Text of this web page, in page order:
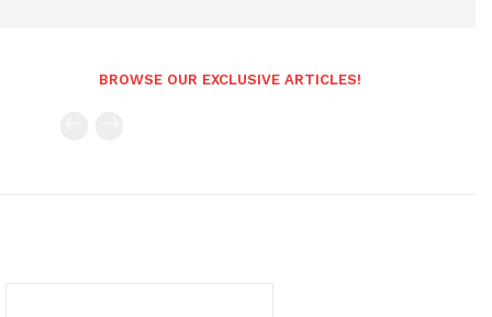
BROWSE OUR EXCLUSIVE ARTICLES!